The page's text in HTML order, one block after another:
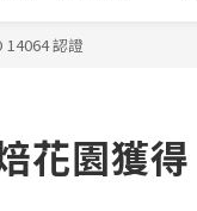
14064 認證
花園獲